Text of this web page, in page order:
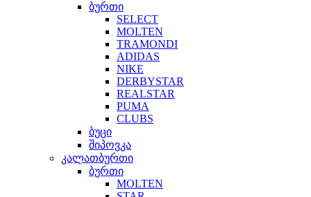
ბურთი
SELECT
MOLTEN
TRAMONDI
ADIDAS
NIKE
DERBYSTAR
REALSTAR
PUMA
CLUBS
ბუცი
შიპოვკა
კალათბურთი
ბურთი
MOLTEN